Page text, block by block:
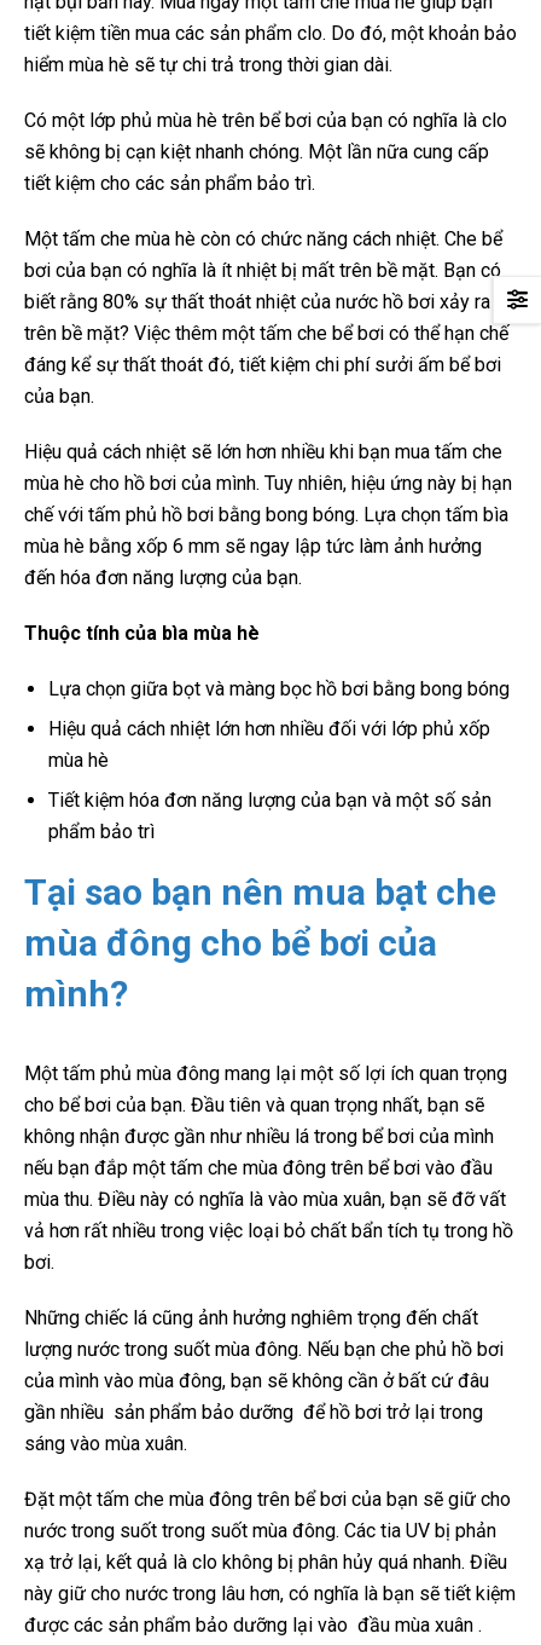
tiết kiệm tiền mua các sản phẩm clo. Do đó, một khoản bảo
hiểm mùa hè sẽ tự chi trả trong thời gian dài.
Có một lớp phủ mùa hè trên bể bơi của bạn có nghĩa là clo
sẽ không bị cạn kiệt nhanh chóng. Một lần nữa cung cấp
tiết kiệm cho các sản phẩm bảo trì.
Một tấm che mùa hè còn có chức năng cách nhiệt. Che bể
bơi của bạn có nghĩa là ít nhiệt bị mất trên bề mặt. Bạn có
biết rằng 80% sự thất thoát nhiệt của nước hồ bơi xảy ra
trên bề mặt? Việc thêm một tấm che bể bơi có thể hạn chế
đáng kể sự thất thoát đó, tiết kiệm chi phí sưởi ấm bể bơi
của bạn.
Hiệu quả cách nhiệt sẽ lớn hơn nhiều khi bạn mua tấm che
mùa hè cho hồ bơi của mình. Tuy nhiên, hiệu ứng này bị hạn
chế với tấm phủ hồ bơi bằng bong bóng. Lựa chọn tấm bìa
mùa hè bằng xốp 6 mm sẽ ngay lập tức làm ảnh hưởng
đến hóa đơn năng lượng của bạn.
Thuộc tính của bìa mùa hè
Lựa chọn giữa bọt và màng bọc hồ bơi bằng bong bóng
Hiệu quả cách nhiệt lớn hơn nhiều đối với lớp phủ xốp
mùa hè
Tiết kiệm hóa đơn năng lượng của bạn và một số sản
phẩm bảo trì
Tại sao bạn nên mua bạt che
mùa đông cho bể bơi của
mình?
Một tấm phủ mùa đông mang lại một số lợi ích quan trọng
cho bể bơi của bạn. Đầu tiên và quan trọng nhất, bạn sẽ
không nhận được gần như nhiều lá trong bể bơi của mình
nếu bạn đắp một tấm che mùa đông trên bể bơi vào đầu
mùa thu. Điều này có nghĩa là vào mùa xuân, bạn sẽ đỡ vất
vả hơn rất nhiều trong việc loại bỏ chất bẩn tích tụ trong hồ
bơi.
Những chiếc lá cũng ảnh hưởng nghiêm trọng đến chất
lượng nước trong suốt mùa đông. Nếu bạn che phủ hồ bơi
của mình vào mùa đông, bạn sẽ không cần ở bất cứ đâu
gần nhiều sản phẩm bảo dưỡng để hồ bơi trở lại trong
sáng vào mùa xuân.
Đặt một tấm che mùa đông trên bể bơi của bạn sẽ giữ cho
nước trong suốt trong suốt mùa đông. Các tia UV bị phản
xạ trở lại, kết quả là clo không bị phân hủy quá nhanh. Điều
này giữ cho nước trong lâu hơn, có nghĩa là bạn sẽ tiết kiệm
được các sản phẩm bảo dưỡng lại vào đầu mùa xuân .